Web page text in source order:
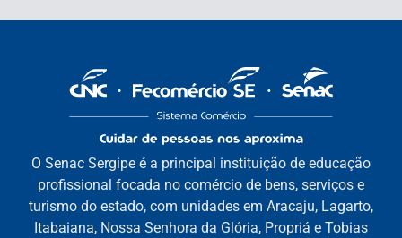
O Senac Sergipe é a principal instituição de educação
profissional focada no comércio de bens, serviços e
turismo do estado, com unidades em Aracaju, Lagarto,
Itabaiana, Nossa Senhora da Glória, Propriá e Tobias